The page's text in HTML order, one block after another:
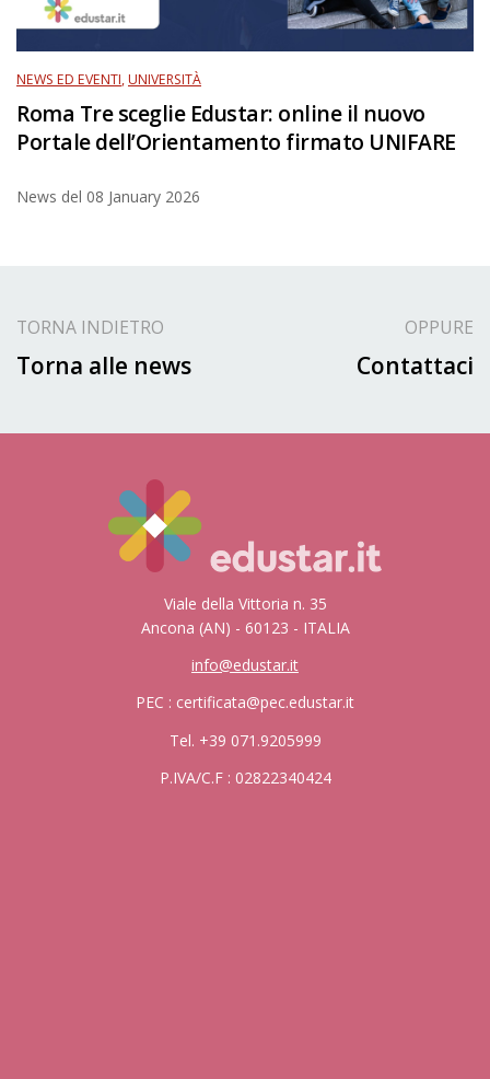
NEWS ED EVENTI,UNIVERSITÀ
Roma Tre sceglie Edustar: online il nuovo
Portale dell’Orientamento firmato UNIFARE
News del 08 January 2026
TORNA INDIETRO
Torna alle news
OPPURE
Contattaci
Viale della Vittoria n. 35
Ancona (AN) - 60123 - ITALIA
info@edustar.it
PEC : certificata@pec.edustar.it
Tel. +39 071.9205999
P.IVA/C.F : 02822340424